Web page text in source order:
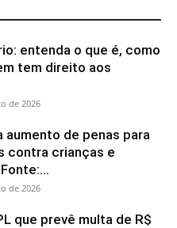
entenda o que é, como
tem direito aos
de 2026
aumento de penas para
contra crianças e
de 2026
que prevê multa de R$